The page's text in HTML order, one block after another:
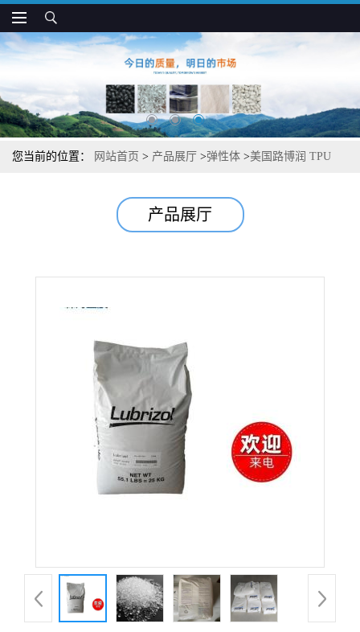
您当前的位置： 网站首页 > 产品展厅 >弹性体 >美国路博润 TPU
产品展厅